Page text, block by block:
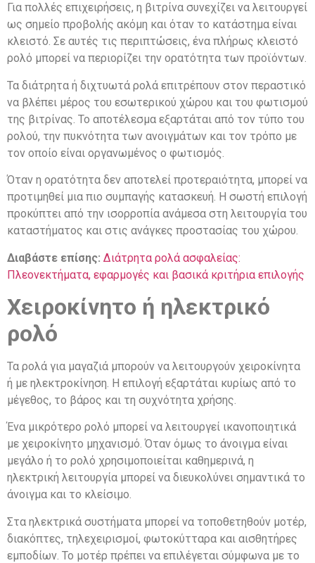
Για πολλές επιχειρήσεις, η βιτρίνα συνεχίζει να λειτουργεί
ως σημείο προβολής ακόμη και όταν το κατάστημα είναι
κλειστό. Σε αυτές τις περιπτώσεις, ένα πλήρως κλειστό
ρολό μπορεί να περιορίζει την ορατότητα των προϊόντων.
Τα διάτρητα ή διχτυωτά ρολά επιτρέπουν στον περαστικό
να βλέπει μέρος του εσωτερικού χώρου και του φωτισμού
της βιτρίνας. Το αποτέλεσμα εξαρτάται από τον τύπο του
ρολού, την πυκνότητα των ανοιγμάτων και τον τρόπο με
τον οποίο είναι οργανωμένος ο φωτισμός.
Όταν η ορατότητα δεν αποτελεί προτεραιότητα, μπορεί να
προτιμηθεί μια πιο συμπαγής κατασκευή. Η σωστή επιλογή
προκύπτει από την ισορροπία ανάμεσα στη λειτουργία του
καταστήματος και στις ανάγκες προστασίας του χώρου.
Διαβάστε επίσης: Διάτρητα ρολά ασφαλείας:
Πλεονεκτήματα, εφαρμογές και βασικά κριτήρια επιλογής
Χειροκίνητο ή ηλεκτρικό
ρολό
Τα ρολά για μαγαζιά μπορούν να λειτουργούν χειροκίνητα
ή με ηλεκτροκίνηση. Η επιλογή εξαρτάται κυρίως από το
μέγεθος, το βάρος και τη συχνότητα χρήσης.
Ένα μικρότερο ρολό μπορεί να λειτουργεί ικανοποιητικά
με χειροκίνητο μηχανισμό. Όταν όμως το άνοιγμα είναι
μεγάλο ή το ρολό χρησιμοποιείται καθημερινά, η
ηλεκτρική λειτουργία μπορεί να διευκολύνει σημαντικά το
άνοιγμα και το κλείσιμο.
Στα ηλεκτρικά συστήματα μπορεί να τοποθετηθούν μοτέρ,
διακόπτες, τηλεχειρισμοί, φωτοκύτταρα και αισθητήρες
εμποδίων. Το μοτέρ πρέπει να επιλέγεται σύμφωνα με το